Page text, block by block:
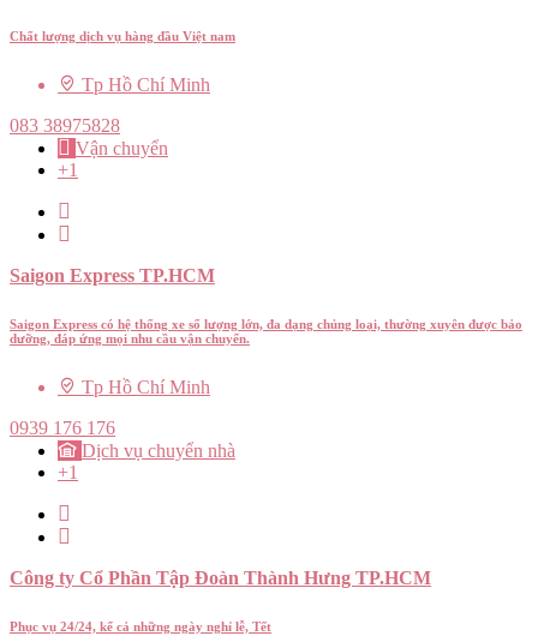
Chất lượng dịch vụ hàng đầu Việt nam
Tp Hồ Chí Minh
083 38975828
Vận chuyển
+1
Saigon Express TP.HCM
Saigon Express có hệ thống xe số lượng lớn, đa dạng chủng loại, thường xuyên được bảo
dưỡng, đáp ứng mọi nhu cầu vận chuyển.
Tp Hồ Chí Minh
0939 176 176
Dịch vụ chuyển nhà
+1
Công ty Cổ Phần Tập Đoàn Thành Hưng TP.HCM
Phục vụ 24/24, kể cả những ngày nghỉ lễ, Tết